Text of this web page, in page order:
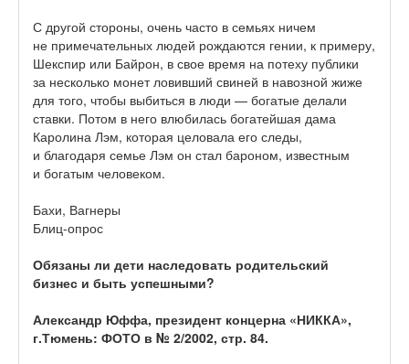
С другой стороны, очень часто в семьях ничем
не примечательных людей рождаются гении, к примеру,
Шекспир или Байрон, в свое время на потеху публики
за несколько монет ловивший свиней в навозной жиже
для того, чтобы выбиться в люди — богатые делали
ставки. Потом в него влюбилась богатейшая дама
Каролина Лэм, которая целовала его следы,
и благодаря семье Лэм он стал бароном, известным
и богатым человеком.
Бахи, Вагнеры
Блиц-опрос
Обязаны ли дети наследовать родительский
бизнес и быть успешными?
Александр Юффа, президент концерна «НИККА»,
г.Тюмень: ФОТО в № 2/2002, стр. 84.